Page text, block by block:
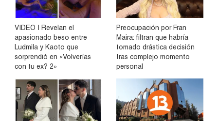
VIDEO | Revelan el
apasionado beso entre
Ludmila y Kaoto que
sorprendió en «Volverías
con tu ex? 2»
Preocupación por Fran
Maira: filtran que habría
tomado drástica decisión
tras complejo momento
personal